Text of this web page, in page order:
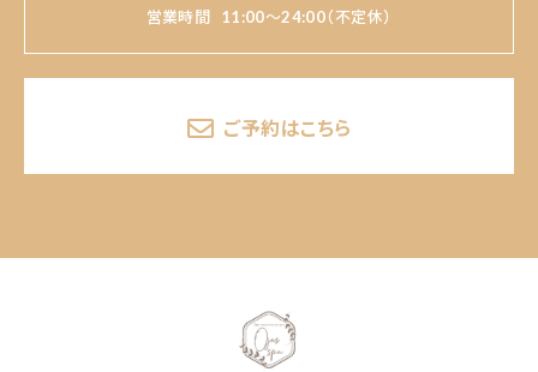
営業時間 11:00～24:00（不定休）
ご予約はこちら